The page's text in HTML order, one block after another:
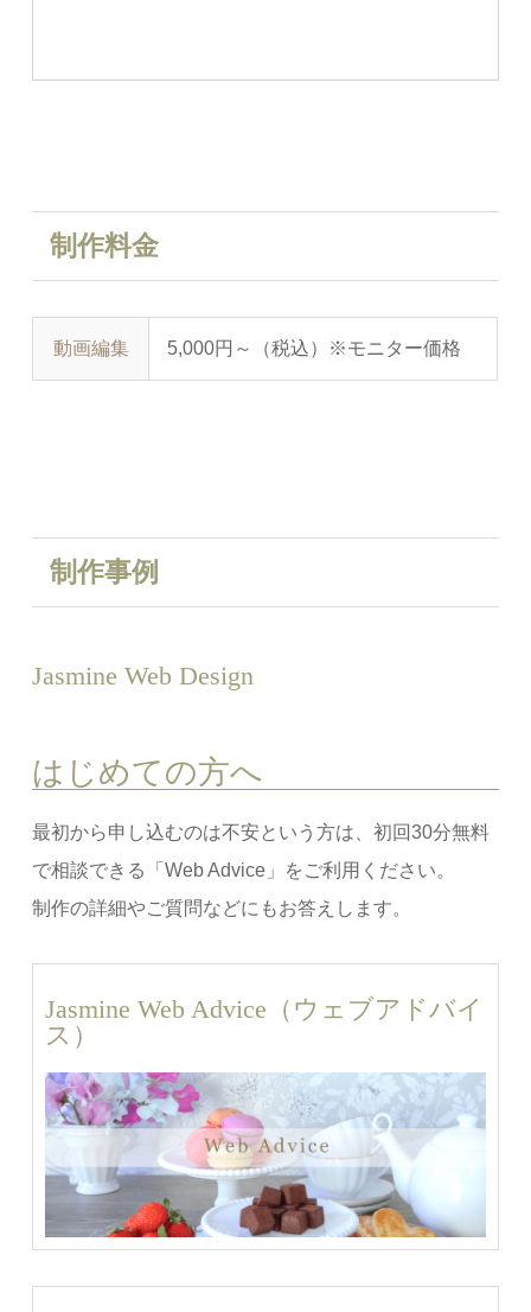
制作料金
動画編集 5,000円～（税込）※モニター価格
制作事例
Jasmine Web Design
はじめての方へ
最初から申し込むのは不安という方は、初回30分無料
で相談できる「Web Advice」をご利用ください。
制作の詳細やご質問などにもお答えします。
Jasmine Web Advice（ウェブアドバイ
ス）